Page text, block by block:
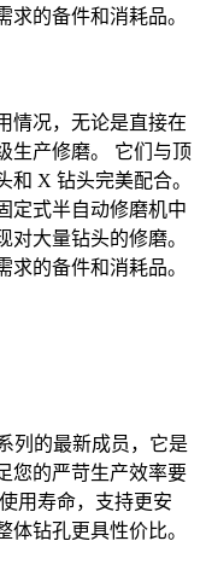
的备件和消耗品。
情况，无论是直接在
生产修磨。 它们与顶
X 钻头完美配合。
定式半自动修磨机中
大量钻头的修磨。
的备件和消耗品。
列的最新成员，它是
您的严苛生产效率要
用寿命，支持更安
钻孔更具性价比。